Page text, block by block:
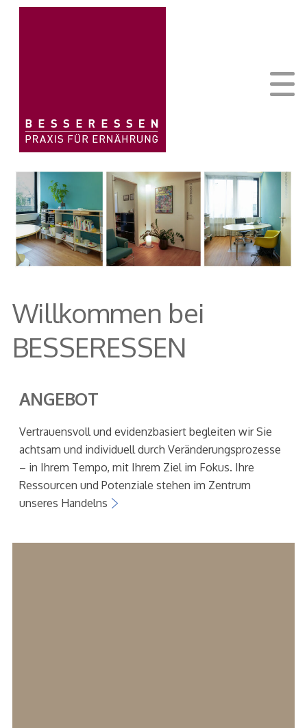
Willkommen bei
BESSERESSEN
ANGEBOT
Vertrauensvoll und evidenzbasiert begleiten wir Sie
achtsam und individuell durch Veränderungsprozesse
– in Ihrem Tempo, mit Ihrem Ziel im Fokus. Ihre
Ressourcen und Potenziale stehen im Zentrum
unseres Handelns